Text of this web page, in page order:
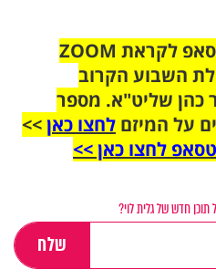
הצטרפו לקבוצת הוואטסאפ לקראת ZOOM
השבוע הקרוב
כהן שליט"א. מספר
על המיזם לחצו כאן>>
לחצו כאן >>
חדש של גלית לוי?